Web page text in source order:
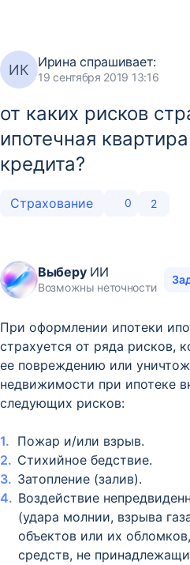
ИК Ирина спрашивает:
19 сентября 2019 13:16
от каких рисков
ипотечная
кредита?
Страхование 0 2
ВыберуИИ
Возможны неточности
При оформлении ипотеки
страхуется от ряда рисков,
ее повреждению или
недвижимости при ипотеке
следующих рисков:
Пожар и/или взрыв.
Стихийное бедствие.
Затопление (залив).
Воздействие
(удара молнии, взрыва
объектов или их
средств, не